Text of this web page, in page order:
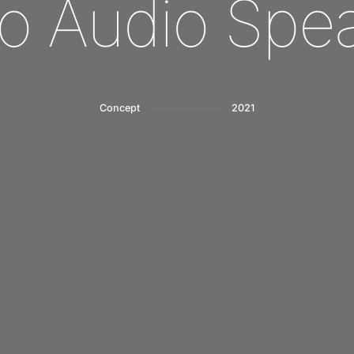
o Audio Spe
Concept 2021